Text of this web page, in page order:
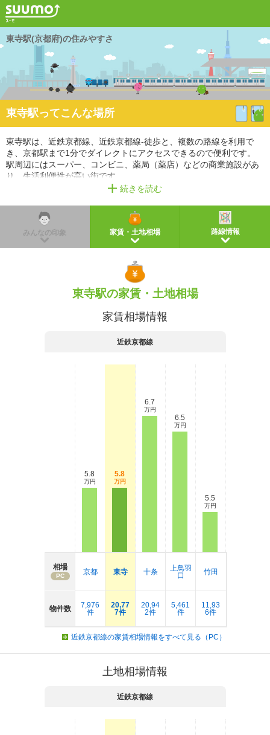
東寺駅(京都府)の住みやすさ
東寺駅ってこんな場所
東寺駅は、近鉄京都線、近鉄京都線-徒歩と、複数の路線を利用で
き、京都駅まで1分でダイレクトにアクセスできるので便利です。
駅周辺にはスーパー、コンビニ、薬局（薬店）などの商業施設があ
り、生活利便性が高い街です。
また、幼稚園・保育園、小学校、中学校があるので、教育環境も充
※掲載しているアクセス情報は2021年3月時点のものです。
※経路情報、所要時間情報は平日・日中の標準的な所要時間での乗り換え経路を採用していま
続きを読む
みんなの印象 家賃・土地相場 路線情報
東寺駅の家賃・土地相場
家賃相場情報
近鉄京都線
相場
PC
物件数
5.8
万円
京都
7,976
件
5.8
万円
東寺
20,77
7件
6.7
万円
十条
20,94
2件
6.5
万円
上鳥羽
口
5,461
件
5.5
万円
竹田
11,93
6件
近鉄京都線の家賃相場情報をすべて見る（PC）
土地相場情報
近鉄京都線